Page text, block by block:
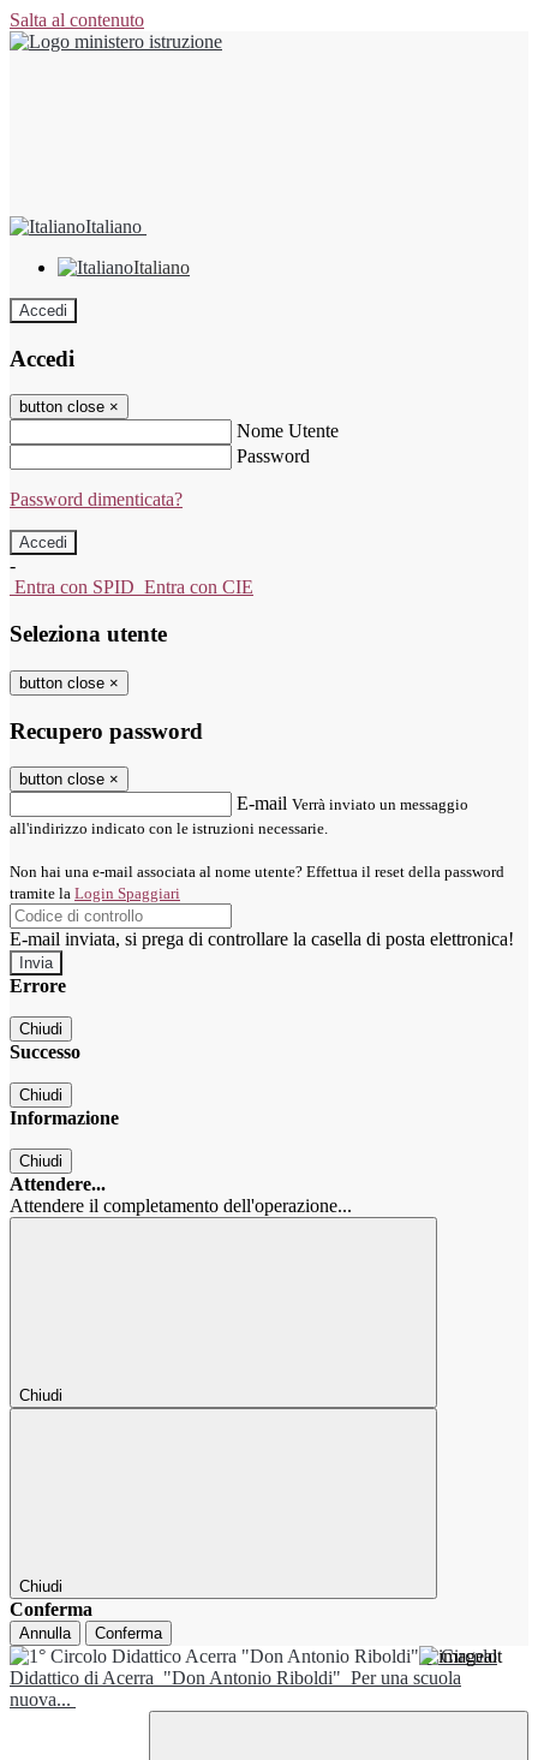
Salta al contenuto
Italiano
Italiano
Accedi
Accedi
button close ×
Nome Utente
Password
Password dimenticata?
-
Entra con SPID Entra con CIE
Seleziona utente
button close ×
Recupero password
button close ×
E-mail Verrà inviato un messaggio
all'indirizzo indicato con le istruzioni necessarie.
Non hai una e-mail associata al nome utente? Effettua il reset della password
tramite la Login Spaggiari
E-mail inviata, si prega di controllare la casella di posta elettronica!
Errore
Chiudi
Successo
Chiudi
Informazione
Chiudi
Attendere...
Attendere il completamento dell'operazione...
Chiudi
Chiudi
Conferma
Annulla Conferma
1° Circolo
Didattico di Acerra "Don Antonio Riboldi" Per una scuola
nuova...